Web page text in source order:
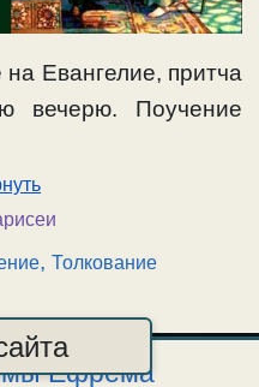
на Евангелие, притча
вечерю. Поучение
,Толкование
Ефрема